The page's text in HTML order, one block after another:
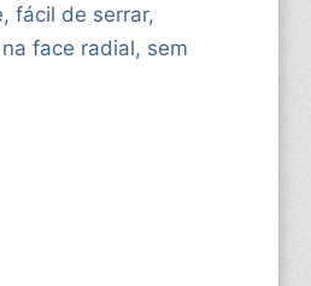
fácil de serrar,
face radial, sem